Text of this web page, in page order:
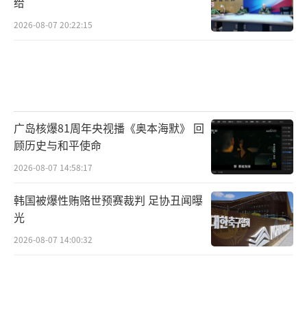
2026-08-07 20:22:15
广岛核爆81周年央视播《奥本海默》 回
顾历史与和平使命
2026-08-07 14:58:17
韩国被爆性贿赂世预赛裁判 足协丑闻曝
光
2026-08-07 14:00:32